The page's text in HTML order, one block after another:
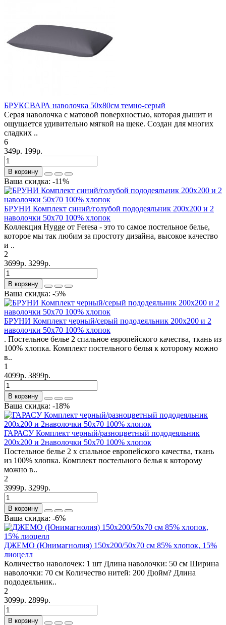
БРУКСВАРА наволочка 50х80см темно-серый
Серая наволочка с матовой поверхностью, которая дышит и
ощущается удивительно мягкой на щеке. Создан для многих
сладких ..
6
349р. 199р.
В корзину
Ваша скидка: -11%
БРУНИ Комплект синий/голубой пододеяльник 200х200 и 2
наволочки 50х70 100% хлопок
Коллекция Hygge от Feresa - это то самое постельное белье,
которое мы так любим за простоту дизайна, высокое качество
и ..
2
3699р. 3299р.
В корзину
Ваша скидка: -5%
БРУНИ Комплект черный/серый пододеяльник 200х200 и 2
наволочки 50х70 100% хлопок
. Постельное белье 2 спальное европейского качества, ткань из
100% хлопка. Комплект постельного белья к которому можно
в..
1
4099р. 3899р.
В корзину
Ваша скидка: -18%
ГАРАСУ Комплект черный/разноцветный пододеяльник
200х200 и 2наволочки 50х70 100% хлопок
Постельное белье 2 х спальное европейского качества, ткань
из 100% хлопка. Комплект постельного белья к которому
можно в..
2
3999р. 3299р.
В корзину
Ваша скидка: -6%
ДЖЕМО (Юнимагнолия) 150x200/50x70 см 85% хлопок, 15%
лиоцелл
Количество наволочек: 1 шт Длина наволочки: 50 см Ширина
наволочки: 70 см Количество нитей: 200 Дюйм? Длина
пододеяльник..
2
3099р. 2899р.
В корзину